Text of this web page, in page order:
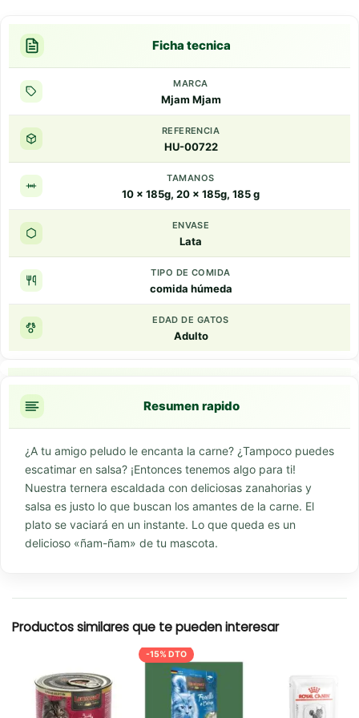
Ficha tecnica
MARCA
Mjam Mjam
REFERENCIA
HU-00722
TAMANOS
10 x 185g, 20 x 185g, 185 g
ENVASE
Lata
TIPO DE COMIDA
comida húmeda
EDAD DE GATOS
Adulto
Resumen rapido
¿A tu amigo peludo le encanta la carne? ¿Tampoco puedes
escatimar en salsa? ¡Entonces tenemos algo para ti!
Nuestra ternera escaldada con deliciosas zanahorias y
salsa es justo lo que buscan los amantes de la carne. El
plato se vaciará en un instante. Lo que queda es un
delicioso «ñam-ñam» de tu mascota.
Productos similares que te pueden interesar
-15% DTO